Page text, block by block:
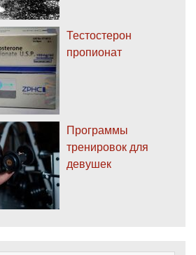
Тестостерон
пропионат
Программы
тренировок для
девушек